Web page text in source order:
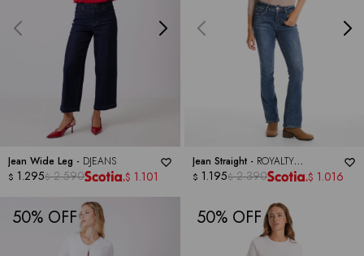
Jean Wide Leg - DJEANS
$ 1.295$ 2.590 $ 1.101
Jean Straight - ROYALTY
COLLECTION
$ 1.195$ 2.390 $ 1.016
50 50